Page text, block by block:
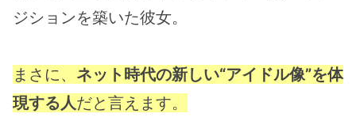
ジションを築いた彼女。
まさに、 ネット時代の新しい“アイドル像”を体
現する人だと言えます。